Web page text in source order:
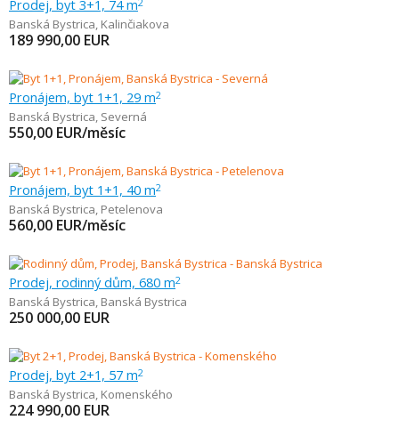
Prodej, byt 3+1, 74 m
Banská Bystrica, Kalinčiakova
189 990,00 EUR
Pronájem, byt 1+1, 29 m2
Banská Bystrica, Severná
550,00 EUR/měsíc
Pronájem, byt 1+1, 40 m2
Banská Bystrica, Petelenova
560,00 EUR/měsíc
Prodej, rodinný dům, 680 m2
Banská Bystrica, Banská Bystrica
250 000,00 EUR
Prodej, byt 2+1, 57 m2
Banská Bystrica, Komenského
224 990,00 EUR